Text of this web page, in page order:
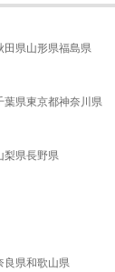
田県山形県福島県
葉県東京都神奈川県
梨県長野県
良県和歌山県